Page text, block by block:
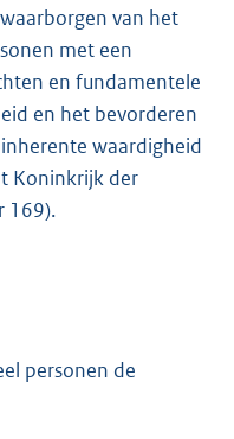
van het
met een
en fundamentele
en het bevorderen
waardigheid
Koninkrijk der
169).
personen de